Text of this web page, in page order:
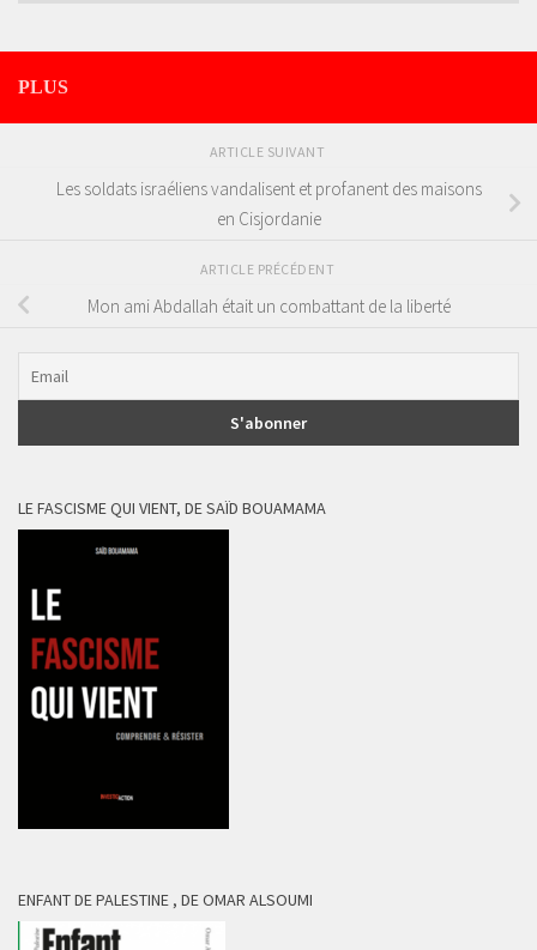
PLUS
ARTICLE SUIVANT
Les soldats israéliens vandalisent et profanent des maisons
en Cisjordanie
ARTICLE PRÉCÉDENT
Mon ami Abdallah était un combattant de la liberté
LE FASCISME QUI VIENT, DE SAÏD BOUAMAMA
ENFANT DE PALESTINE , DE OMAR ALSOUMI